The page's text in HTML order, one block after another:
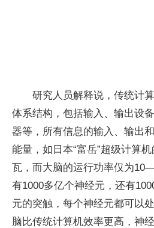
研究人员解释说，传统计
体系结构，包括输入、输出设
器等，所有信息的输入、输出
能量，如日本“富岳”超级计算
瓦，而大脑的运行功率仅为
有1000多亿个神经元，还有
元的突触，每个神经元都可以
脑比传统计算机效率更高，神